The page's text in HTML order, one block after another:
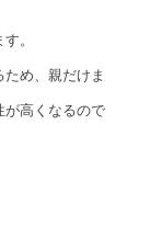
。
め、親だけま
が高くなるので